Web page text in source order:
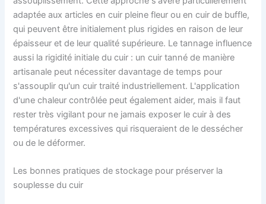
adaptée aux articles en cuir pleine fleur ou en cuir de buffle,
qui peuvent être initialement plus rigides en raison de leur
épaisseur et de leur qualité supérieure. Le tannage influence
aussi la rigidité initiale du cuir : un cuir tanné de manière
artisanale peut nécessiter davantage de temps pour
s'assouplir qu'un cuir traité industriellement. L'application
d'une chaleur contrôlée peut également aider, mais il faut
rester très vigilant pour ne jamais exposer le cuir à des
températures excessives qui risqueraient de le dessécher
ou de le déformer.
Les bonnes pratiques de stockage pour préserver la
souplesse du cuir